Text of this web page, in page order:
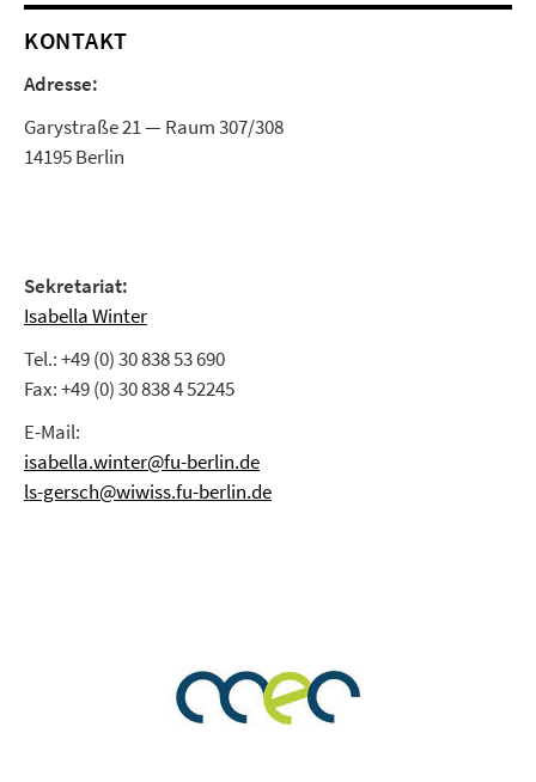
KONTAKT
Adresse:
Garystraße 21 — Raum 307/308
14195 Berlin
Sekretariat:
Isabella Winter
Tel.: +49 (0) 30 838 53 690
Fax: +49 (0) 30 838 4 52245
E-Mail:
isabella.winter@fu-berlin.de
ls-gersch@wiwiss.fu-berlin.de